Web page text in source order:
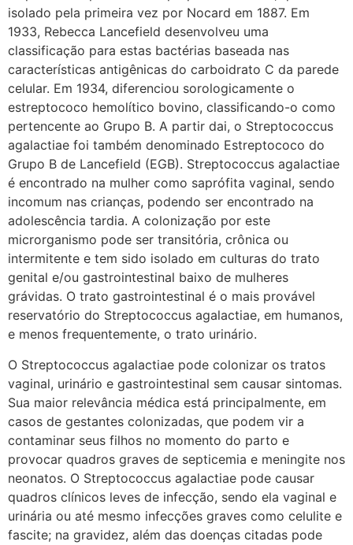
isolado pela primeira vez por Nocard em 1887. Em
1933, Rebecca Lancefield desenvolveu uma
classificação para estas bactérias baseada nas
características antigênicas do carboidrato C da parede
celular. Em 1934, diferenciou sorologicamente o
estreptococo hemolítico bovino, classificando-o como
pertencente ao Grupo B. A partir dai, o Streptococcus
agalactiae foi também denominado Estreptococo do
Grupo B de Lancefield (EGB). Streptococcus agalactiae
é encontrado na mulher como saprófita vaginal, sendo
incomum nas crianças, podendo ser encontrado na
adolescência tardia. A colonização por este
microrganismo pode ser transitória, crônica ou
intermitente e tem sido isolado em culturas do trato
genital e/ou gastrointestinal baixo de mulheres
grávidas. O trato gastrointestinal é o mais provável
reservatório do Streptococcus agalactiae, em humanos,
e menos frequentemente, o trato urinário.
O Streptococcus agalactiae pode colonizar os tratos
vaginal, urinário e gastrointestinal sem causar sintomas.
Sua maior relevância médica está principalmente, em
casos de gestantes colonizadas, que podem vir a
contaminar seus filhos no momento do parto e
provocar quadros graves de septicemia e meningite nos
neonatos. O Streptococcus agalactiae pode causar
quadros clínicos leves de infecção, sendo ela vaginal e
urinária ou até mesmo infecções graves como celulite e
fascite; na gravidez, além das doenças citadas pode